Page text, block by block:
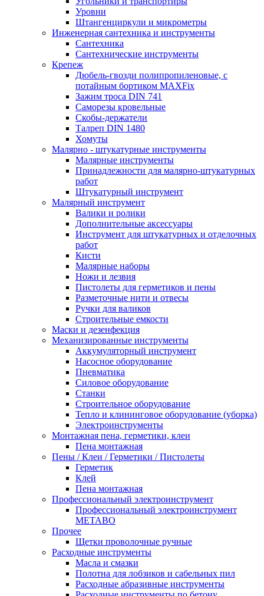
Уровни
Штангенциркули и микрометры
Инженерная сантехника и инструменты
Сантехника
Сантехнические инструменты
Крепеж
Дюбель-гвозди полипропиленовые, с
потайным бортиком MAXFix
Зажим троса DIN 741
Саморезы кровельные
Скобы-держатели
Талреп DIN 1480
Хомуты
Малярно - штукатурные инструменты
Малярные инструменты
Принадлежности для малярно-штукатурных
работ
Штукатурный инструмент
Малярный инструмент
Валики и ролики
Дополнительные аксессуары
Инструмент для штукатурных и отделочных
работ
Кисти
Малярные наборы
Ножи и лезвия
Пистолеты для герметиков и пены
Разметочные нити и отвесы
Ручки для валиков
Строительные емкости
Маски и дезенфекция
Механизированные инструменты
Аккумуляторный инструмент
Насосное оборудование
Пневматика
Силовое оборудование
Станки
Строительное оборудование
Тепло и клининговое оборудование (уборка)
Электроинструменты
Монтажная пена, герметики, клеи
Пена монтажная
Пены / Клеи / Герметики / Пистолеты
Герметик
Клей
Пена монтажная
Профессиональный электроинструмент
Профессиональный электроинструмент
METABO
Прочее
Щетки проволочные ручные
Расходные инструменты
Масла и смазки
Полотна для лобзиков и сабельных пил
Расходные абразивные инструменты